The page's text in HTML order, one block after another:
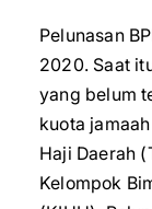
Pelunasan
2020. Saat
yang belum
kuota
Haji Daerah
Kelompok